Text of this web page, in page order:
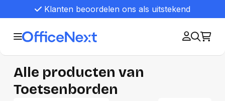
Klanten beoordelen ons als uitstekend
Alle producten van
Toetsenborden